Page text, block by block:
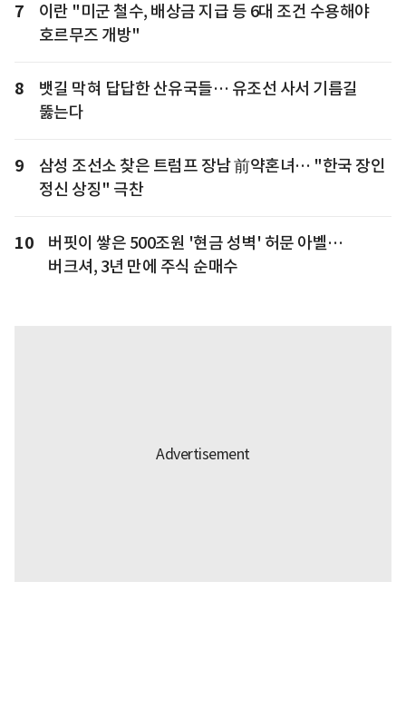
7
이란 "미군 철수, 배상금 지급 등 6대 조건 수용해야
호르무즈 개방"
8
뱃길 막혀 답답한 산유국들… 유조선 사서 기름길
뚫는다
9
삼성 조선소 찾은 트럼프 장남 前약혼녀… "한국 장인
정신 상징" 극찬
10
버핏이 쌓은 500조원 '현금 성벽' 허문 아벨…
버크셔, 3년 만에 주식 순매수